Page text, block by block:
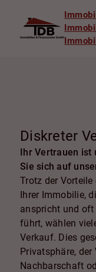
Diskreter
Ihr Vertrauen ist
Sie sich auf
Trotz der
Ihrer Immobilie,
anspricht und oft
führt, wählen
Verkauf. Dies
Privatsphäre,
Nachbarschaft